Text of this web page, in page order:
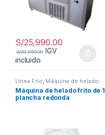
S/25,990.00
S/29,990.00 IGV
incluido
Línea Frío, Máquina de helado
frito
Máquina de helado frito de 1
plancha redonda